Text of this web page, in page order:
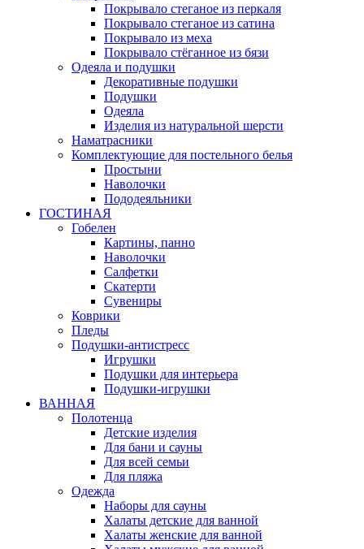
Покрывало стеганое из перкаля
Покрывало стеганое из сатина
Покрывало из меха
Покрывало стёганное из бязи
Одеяла и подушки
Декоративные подушки
Подушки
Одеяла
Изделия из натуральной шерсти
Наматраcники
Комплектующие для постельного белья
Простыни
Наволочки
Пододеяльники
ГОСТИНАЯ
Гобелен
Картины, панно
Наволочки
Салфетки
Скатерти
Сувениры
Коврики
Пледы
Подушки-антистресс
Игрушки
Подушки для интерьера
Подушки-игрушки
ВАННАЯ
Полотенца
Детские изделия
Для бани и сауны
Для всей семьи
Для пляжа
Одежда
Наборы для сауны
Халаты детские для ванной
Халаты женские для ванной